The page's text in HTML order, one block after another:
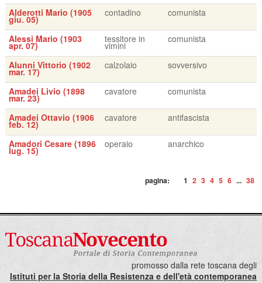
Alderotti Mario (1905
giu. 05)
contadino comunista
Alessi Mario (1903
apr. 07)
tessitore in
vimini
comunista
Alunni Vittorio (1902
mar. 17)
calzolaio sovversivo
Amadei Livio (1898
mar. 23)
cavatore comunista
Amadei Ottavio (1906
feb. 12)
cavatore antifascista
Amadori Cesare (1896
lug. 15)
operaio anarchico
pagina: 1 2 3 4 5 6 ... 38
promosso dalla rete toscana degli
Istituti per la Storia della Resistenza e dell'età contemporanea